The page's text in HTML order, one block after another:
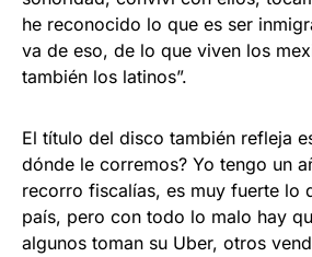
he reconocido lo que es ser
va de eso, de lo que viven los
también los latinos”.
El título del disco también refleja
dónde le corremos? Yo tengo un
recorro fiscalías, es muy fuerte lo
país, pero con todo lo malo hay
algunos toman su Uber, otros